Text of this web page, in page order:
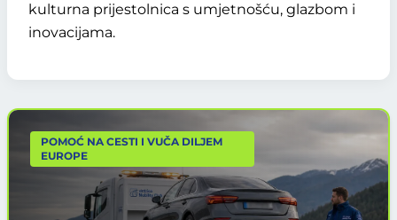
kulturna prijestolnica s umjetnošću, glazbom i
inovacijama.
POMOĆ NA CESTI I VUČA DILJEM
EUROPE